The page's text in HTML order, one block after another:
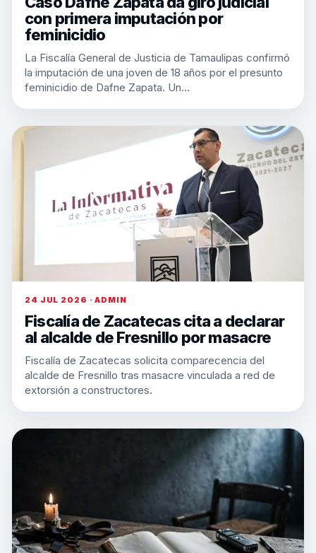
con primera imputación por
feminicidio
La Fiscalía General de Justicia de Tamaulipas confirmó
la imputación de una joven de 18 años por el presunto
feminicidio de Dafne Zapata. Un…
24 JUL 2026 · ADMIN
Fiscalía de Zacatecas cita a declarar
al alcalde de Fresnillo por masacre
Fiscalía de Zacatecas solicita comparecencia del
alcalde de Fresnillo tras masacre vinculada a red de
extorsión a constructores.